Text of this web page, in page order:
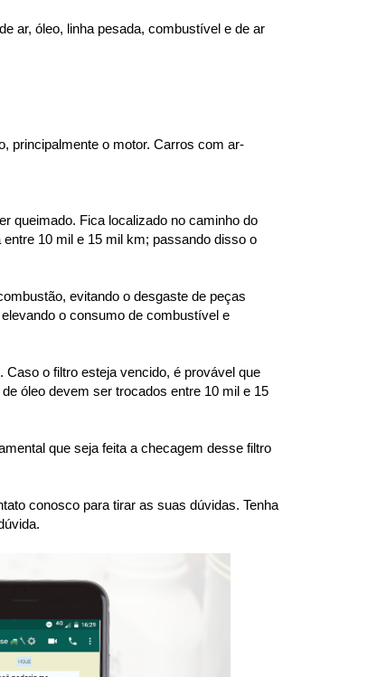
ar, óleo, linha pesada, combustível e de ar
principalmente o motor. Carros com ar-
queimado. Fica localizado no caminho do
10 mil e 15 mil km; passando disso o
evitando o desgaste de peças
o consumo de combustível e
o filtro esteja vencido, é provável que
óleo devem ser trocados entre 10 mil e 15
que seja feita a checagem desse filtro
conosco para tirar as suas dúvidas. Tenha